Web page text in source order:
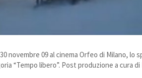
novembre 09 al cinema Orfeo di Milano, lo
“Tempo libero”. Post produzione a cura di